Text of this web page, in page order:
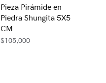
Pieza Pirámide en
Piedra Shungita 5X5
CM
$105,000